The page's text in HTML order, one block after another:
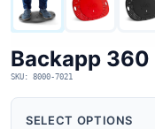
Backapp
SKU: 8000-7021
SELECT OPTIONS